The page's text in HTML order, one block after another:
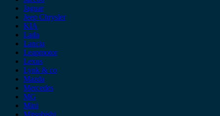
Jaguar
Jeep Chrysler
KIA
Lada
Lancia
Leapmotor
Lexus
Lynk & co
Mazda
Mercedes
MG
Mini
Mitsubishi